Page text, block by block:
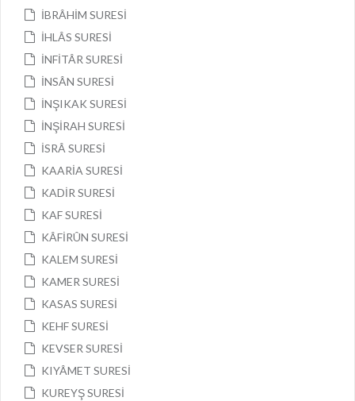
İBRÂHİM SURESİ
İHLÂS SURESİ
İNFİTÂR SURESİ
İNSÂN SURESİ
İNŞIKAK SURESİ
İNŞİRAH SURESİ
İSRÂ SURESİ
KAARİA SURESİ
KADİR SURESİ
KAF SURESİ
KÂFİRÛN SURESİ
KALEM SURESİ
KAMER SURESİ
KASAS SURESİ
KEHF SURESİ
KEVSER SURESİ
KIYÂMET SURESİ
KUREYŞ SURESİ